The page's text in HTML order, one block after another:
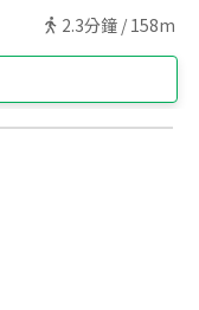
2.3分鐘 / 158m